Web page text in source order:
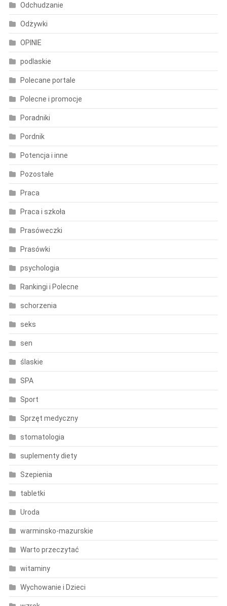
Odchudzanie
Odżywki
OPINIE
podlaskie
Polecane portale
Polecne i promocje
Poradniki
Pordnik
Potencja i inne
Pozostałe
Praca
Praca i szkoła
Prasóweczki
Prasówki
psychologia
Rankingi i Polecne
schorzenia
seks
sen
ślaskie
SPA
Sport
Sprzęt medyczny
stomatologia
suplementy diety
Szepienia
tabletki
Uroda
warminsko-mazurskie
Warto przeczytać
witaminy
Wychowanie i Dzieci